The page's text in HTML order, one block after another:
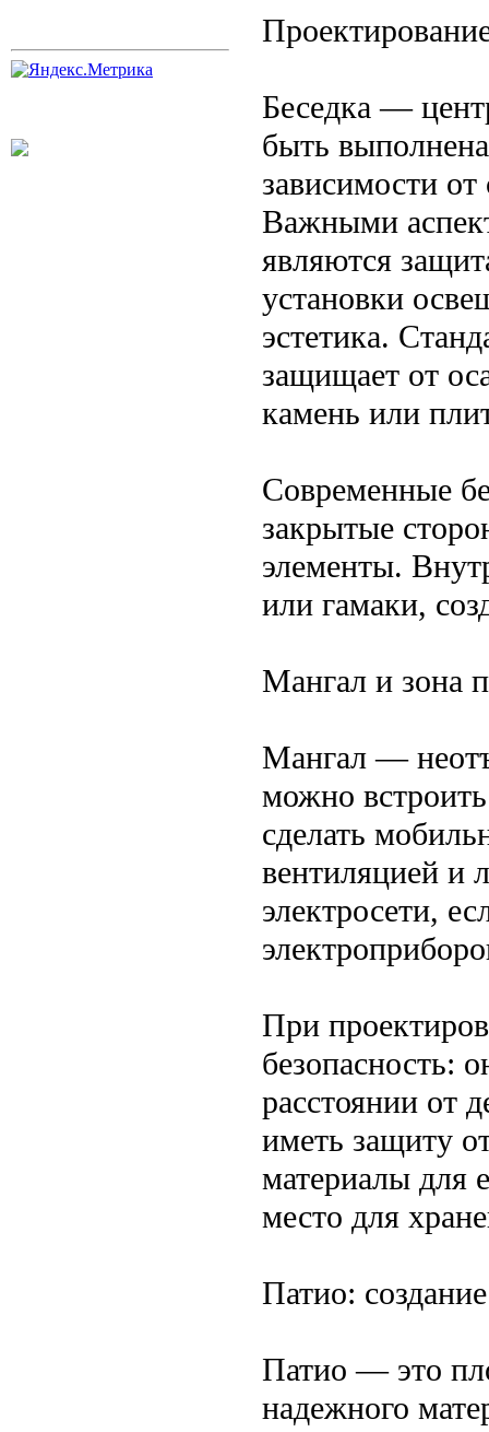
Беседка —
быть
зависимости
Важными
являются
установки
эстетика.
защищает от
камень или
Современные
закрытые
элементы.
или гамаки,
Мангал и зона
Мангал —
можно
сделать
вентиляцией и
электросети,
При
безопасность:
расстоянии от
иметь защиту
материалы для
место для
Патио:
Патио — это
надежного